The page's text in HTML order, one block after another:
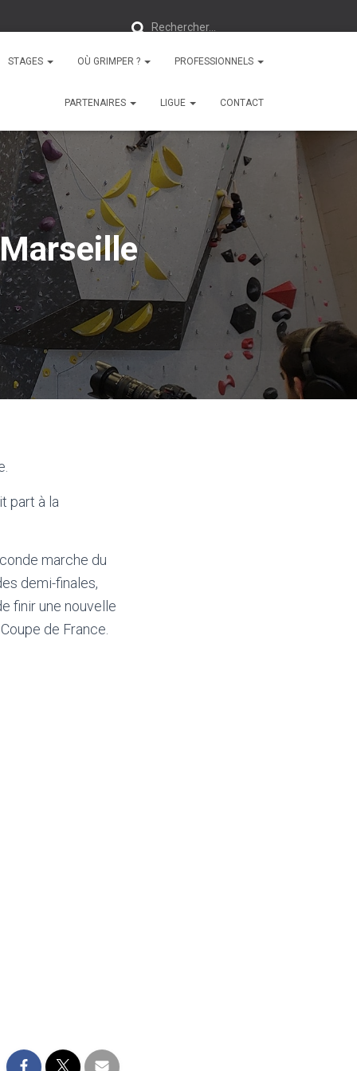
Rechercher…
STAGES OÙ GRIMPER ? PROFESSIONNELS
PARTENAIRES LIGUE CONTACT
part à la
marche du
demi-finales,
finir une nouvelle
de France.